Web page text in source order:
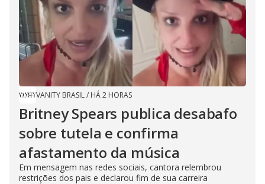
VANITY BRASIL/ HÁ 2 HORAS
Britney Spears publica desabafo
sobre tutela e confirma
afastamento da música
Em mensagem nas redes sociais, cantora relembrou
restrições dos pais e declarou fim de sua carreira